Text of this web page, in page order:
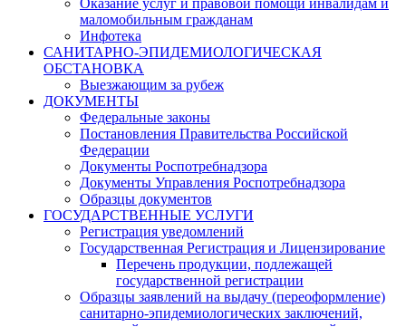
Оказание услуг и правовой помощи инвалидам и
маломобильным гражданам
Инфотека
САНИТАРНО-ЭПИДЕМИОЛОГИЧЕСКАЯ
ОБСТАНОВКА
Выезжающим за рубеж
ДОКУМЕНТЫ
Федеральные законы
Постановления Правительства Российской
Федерации
Документы Роспотребнадзора
Документы Управления Роспотребнадзора
Образцы документов
ГОСУДАРСТВЕННЫЕ УСЛУГИ
Регистрация уведомлений
Государственная Регистрация и Лицензирование
Перечень продукции, подлежащей
государственной регистрации
Образцы заявлений на выдачу (переоформление)
санитарно-эпидемиологических заключений,